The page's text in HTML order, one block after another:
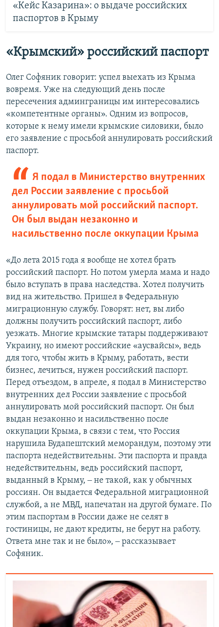
«Кейс Казарина»: о выдаче российских
паспортов в Крыму
«Крымский» российский паспорт
Олег Софяник говорит: успел выехать из Крыма
вовремя. Уже на следующий день после
пересечения админграницы им интересовались
«компетентные органы». Одним из вопросов,
которые к нему имели крымские силовики, было
его заявление с просьбой аннулировать российский
паспорт.
Я подал в Министерство внутренних
дел России заявление с просьбой
аннулировать мой российский паспорт.
Он был выдан незаконно и
насильственно после оккупации Крыма
«До лета 2015 года я вообще не хотел брать
российский паспорт. Но потом умерла мама и надо
было вступать в права наследства. Хотел получить
вид на жительство. Пришел в Федеральную
миграционную службу. Говорят: нет, вы либо
должны получить российский паспорт, либо
уезжать. Многие крымские татары поддерживают
Украину, но имеют российские «аусвайсы», ведь
для того, чтобы жить в Крыму, работать, вести
бизнес, лечиться, нужен российский паспорт.
Перед отъездом, в апреле, я подал в Министерство
внутренних дел России заявление с просьбой
аннулировать мой российский паспорт. Он был
выдан незаконно и насильственно после
оккупации Крыма, в связи с тем, что Россия
нарушила Будапештский меморандум, поэтому эти
паспорта недействительны. Эти паспорта и правда
недействительны, ведь российский паспорт,
выданный в Крыму, ‒ не такой, как у обычных
россиян. Он выдается Федеральной миграционной
службой, а не МВД, напечатан на другой бумаге. По
этим паспортам в России даже не селят в
гостиницы, не дают кредиты, не берут на работу.
Ответа мне так и не было», ‒ рассказывает
Софяник.